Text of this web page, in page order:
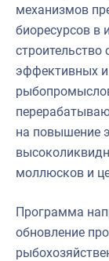
механизмов
биоресурсов в
эффективных
на повышение
моллюсков и
Программа
обновление